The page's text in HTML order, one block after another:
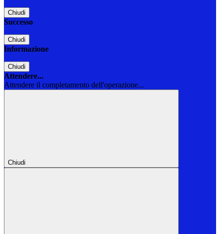
Chiudi
Successo
Chiudi
Informazione
Chiudi
Attendere...
Attendere il completamento dell'operazione...
Chiudi